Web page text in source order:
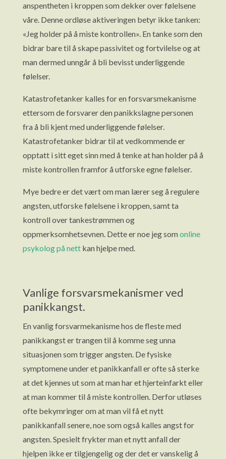
anspentheten i kroppen som dekker over følelsene
våre. Denne ordløse aktiveringen betyr ikke tanken:
«Jeg holder på å miste kontrollen». En tanke som den
bidrar bare til å skape passivitet og fortvilelse og at
man dermed unngår å bli bevisst underliggende
følelser.
Katastrofetanker kalles for en forsvarsmekanisme
ettersom de forsvarer den panikkslagne personen
fra å bli kjent med underliggende følelser.
Katastrofetanker bidrar til at vedkommende er
opptatt i sitt eget sinn med å tenke at han holder på å
miste kontrollen framfor å utforske egne følelser.
Mye bedre er det vært om man lærer seg å regulere
angsten, utforske følelsene i kroppen, samt ta
kontroll over tankestrømmen og
oppmerksomhetsevnen. Dette er noe jeg som online
psykolog på nettkan hjelpe med.
Vanlige forsvarsmekanismer ved
panikkangst.
En vanlig forsvarmekanisme hos de fleste med
panikkangst er trangen til å komme seg unna
situasjonen som trigger angsten. De fysiske
symptomene under et panikkanfall er ofte så sterke
at det kjennes ut som at man har et hjerteinfarkt eller
at man kommer til å miste kontrollen. Derfor utløses
ofte bekymringer om at man vil få et nytt
panikkanfall senere, noe som også kalles angst for
angsten. Spesielt frykter man et nytt anfall der
hjelpen ikke er tilgjengelig og der det er vanskelig å